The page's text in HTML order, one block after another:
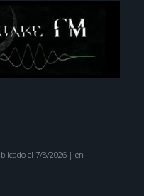
el 7/8/2026| en